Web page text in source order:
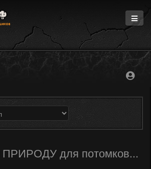
ПРИРОДУ для потомков...